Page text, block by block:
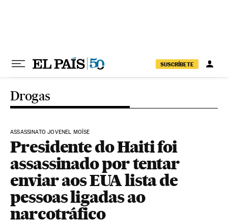
SUSCRÍBETE
Drogas
ASSASSINATO JOVENEL MOÏSE
Presidente do Haiti foi
assassinado por tentar
enviar aos EUA lista de
pessoas ligadas ao
narcotráfico